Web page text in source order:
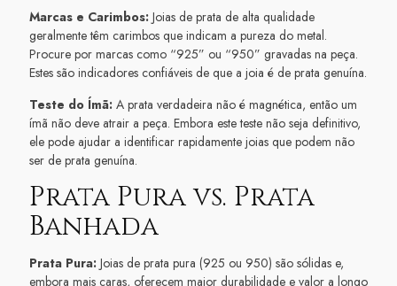
Marcas e Carimbos: Joias de prata de alta qualidade
geralmente têm carimbos que indicam a pureza do metal.
Procure por marcas como “925” ou “950” gravadas na peça.
Estes são indicadores confiáveis de que a joia é de prata genuína.
Teste do Ímã: A prata verdadeira não é magnética, então um
ímã não deve atrair a peça. Embora este teste não seja definitivo,
ele pode ajudar a identificar rapidamente joias que podem não
ser de prata genuína.
Prata Pura vs. Prata
Banhada
Prata Pura: Joias de prata pura (925 ou 950) são sólidas e,
embora mais caras, oferecem maior durabilidade e valor a longo